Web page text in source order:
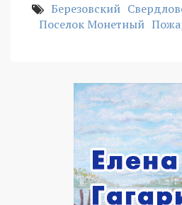
Березовский
Поселок Монетный